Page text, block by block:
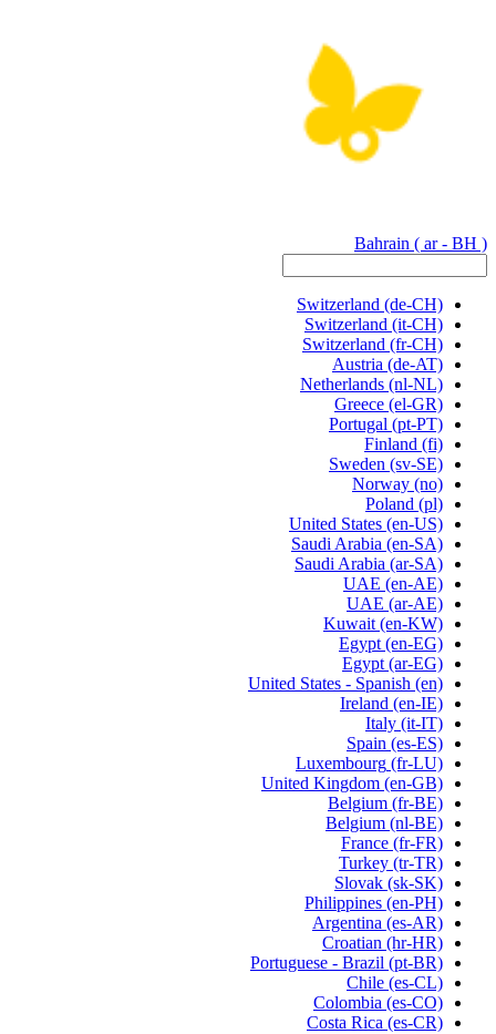
Bahrain ( ar - BH )
Switzerland (de-CH)
Switzerland (it-CH)
Switzerland (fr-CH)
Austria (de-AT)
Netherlands (nl-NL)
Greece (el-GR)
Portugal (pt-PT)
Finland (fi)
Sweden (sv-SE)
Norway (no)
Poland (pl)
United States (en-US)
Saudi Arabia (en-SA)
Saudi Arabia (ar-SA)
UAE (en-AE)
UAE (ar-AE)
Kuwait (en-KW)
Egypt (en-EG)
Egypt (ar-EG)
United States - Spanish (en)
Ireland (en-IE)
Italy (it-IT)
Spain (es-ES)
Luxembourg (fr-LU)
United Kingdom (en-GB)
Belgium (fr-BE)
Belgium (nl-BE)
France (fr-FR)
Turkey (tr-TR)
Slovak (sk-SK)
Philippines (en-PH)
Argentina (es-AR)
Croatian (hr-HR)
Portuguese - Brazil (pt-BR)
Chile (es-CL)
Colombia (es-CO)
Costa Rica (es-CR)